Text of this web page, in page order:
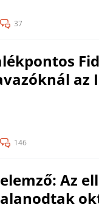
37
az
146
Az